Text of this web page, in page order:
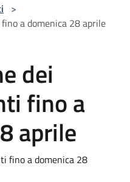
>
a domenica 28 aprile
dei
fino a
aprile
fino a domenica 28